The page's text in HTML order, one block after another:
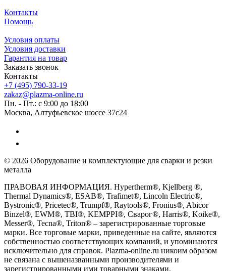
Контакты
Помощь
Условия оплаты
Условия доставки
Гарантия на товар
Заказать звонок
Контакты
+7 (495) 790-33-19
zakaz@plazma-online.ru
Пн. - Пт.: с 9:00 до 18:00
Москва, Алтуфьевское шоссе 37с24
© 2026 Оборудование и комплектующие для сварки и резки
металла
ПРАВОВАЯ ИНФОРМАЦИЯ. Hypertherm®, Kjellberg ®,
Thermal Dynamics®, ESAB®, Trafimet®, Lincoln Electric®,
Bystronic®, Pricetec®, Trumpf®, Raytools®, Fronius®, Abicor
Binzel®, EWM®, TBI®, KEMPPI®, Сварог®, Harris®, Koike®,
Messer®, Tecna®, Triton® – зарегистрированные торговые
марки. Все торговые марки, приведенные на сайте, являются
собственностью соответствующих компаний, и упоминаются
исключительно для справок. Plazma-online.ru никоим образом
не связана с вышеназванными производителями и
зарегистрированными ими товарными знаками.